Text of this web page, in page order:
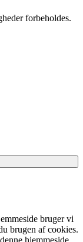
forbeholdes.
bruger vi
brugen af cookies.
hjemmeside,